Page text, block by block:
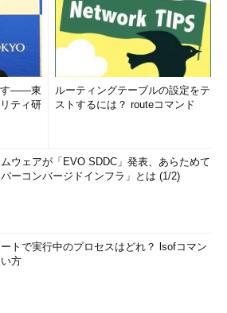
す――東
ティ研
ルーティングテーブルの設定をテ
ストするには？ routeコマンド
ウェアが「EVO SDDC」発表、あらためて
パーコンバージドインフラ」とは (1/2)
トで実行中のプロセスはどれ？ lsofコマン
方